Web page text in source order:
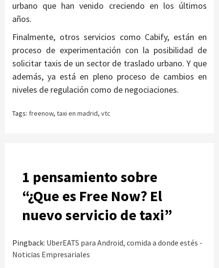
urbano que han venido creciendo en los últimos
años.
Finalmente, otros servicios como Cabify, están en
proceso de experimentación con la posibilidad de
solicitar taxis de un sector de traslado urbano. Y que
además, ya está en pleno proceso de cambios en
niveles de regulación como de negociaciones.
Tags: freenow, taxi en madrid, vtc
1 pensamiento sobre
“¿Que es Free Now? El
nuevo servicio de taxi”
Pingback: UberEATS para Android, comida a donde estés -
Noticias Empresariales